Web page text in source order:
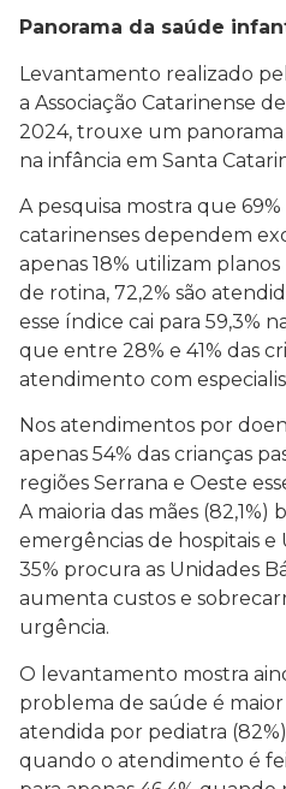
Panorama da saúde
Levantamento realizado
a Associação Catarinense
2024, trouxe um
na infância em Santa
A pesquisa mostra que 69%
catarinenses dependem
apenas 18% utilizam
de rotina, 72,2% são
esse índice cai para 59,3%
que entre 28% e 41% das
atendimento com
Nos atendimentos por
apenas 54% das crianças
regiões Serrana e Oeste
A maioria das mães
emergências de hospitais e
35% procura as Unidades
aumenta custos e
urgência.
O levantamento mostra
problema de saúde é
atendida por pediatra
quando o atendimento é